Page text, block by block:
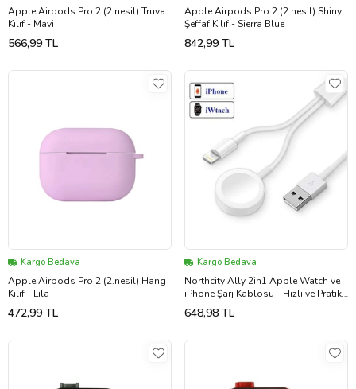
Apple Airpods Pro 2 (2.nesil) Truva
Kılıf - Mavi
566,99 TL
Apple Airpods Pro 2 (2.nesil) Shiny
Şeffaf Kılıf - Sierra Blue
842,99 TL
Kargo Bedava
Apple Airpods Pro 2 (2.nesil) Hang
Kılıf - Lila
472,99 TL
Kargo Bedava
Northcity Ally 2in1 Apple Watch ve
iPhone Şarj Kablosu - Hızlı ve Pratik
Çözüm
648,98 TL